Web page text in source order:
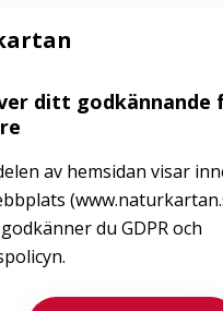
ditt
av hemsidan visar
du GDPR och